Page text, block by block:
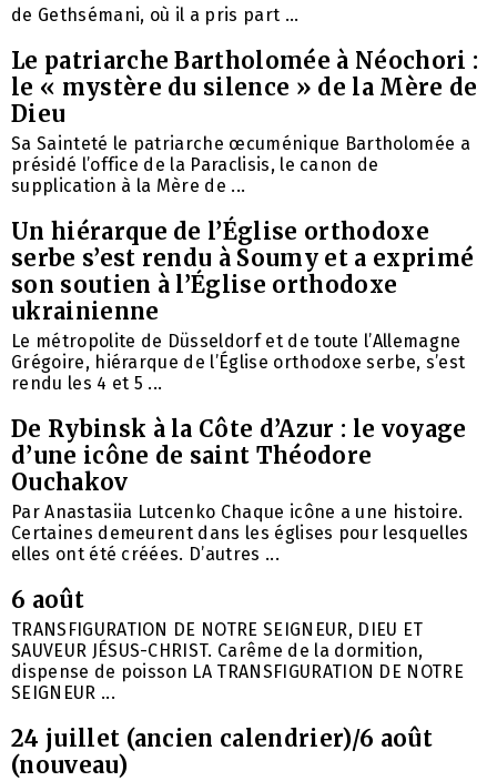
de Gethsémani, où il a pris part ...
Le patriarche Bartholomée à Néochori :
le « mystère du silence » de la Mère de
Dieu
Sa Sainteté le patriarche œcuménique Bartholomée a
présidé l’office de la Paraclisis, le canon de
supplication à la Mère de ...
Un hiérarque de l’Église orthodoxe
serbe s’est rendu à Soumy et a exprimé
son soutien à l’Église orthodoxe
ukrainienne
Le métropolite de Düsseldorf et de toute l’Allemagne
Grégoire, hiérarque de l’Église orthodoxe serbe, s’est
rendu les 4 et 5 ...
De Rybinsk à la Côte d’Azur : le voyage
d’une icône de saint Théodore
Ouchakov
Par Anastasiia Lutcenko Chaque icône a une histoire.
Certaines demeurent dans les églises pour lesquelles
elles ont été créées. D’autres ...
6 août
TRANSFIGURATION DE NOTRE SEIGNEUR, DIEU ET
SAUVEUR JÉSUS-CHRIST. Carême de la dormition,
dispense de poisson LA TRANSFIGURATION DE NOTRE
SEIGNEUR ...
24 juillet (ancien calendrier)/6 août
(nouveau)